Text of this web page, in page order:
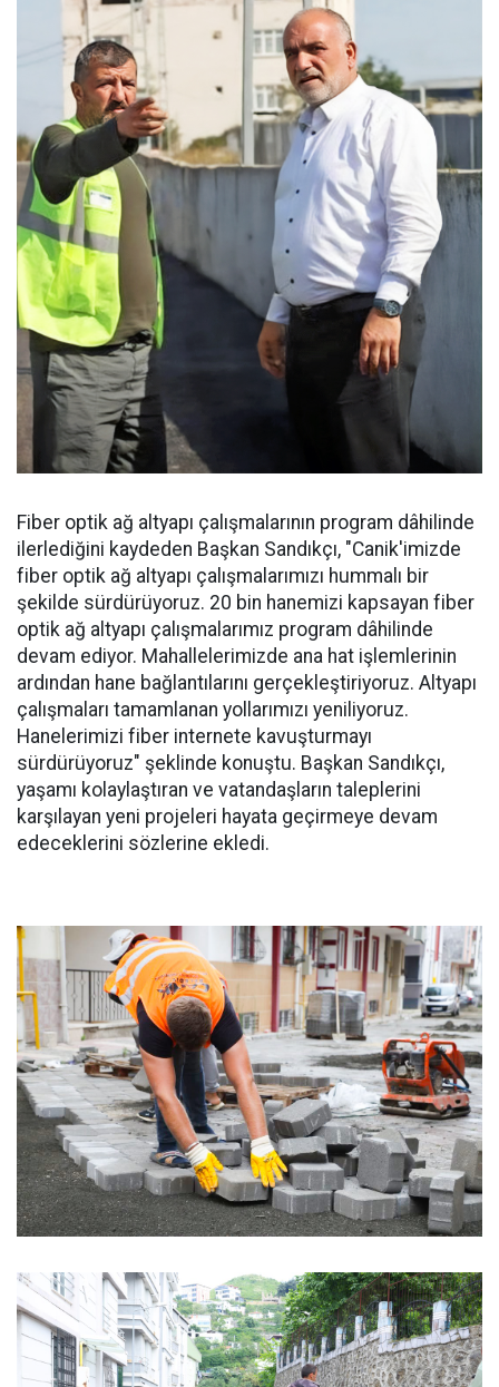
Fiber optik ağ altyapı çalışmalarının program dâhilinde
ilerlediğini kaydeden Başkan Sandıkçı, "Canik'imizde
fiber optik ağ altyapı çalışmalarımızı hummalı bir
şekilde sürdürüyoruz. 20 bin hanemizi kapsayan fiber
optik ağ altyapı çalışmalarımız program dâhilinde
devam ediyor. Mahallelerimizde ana hat işlemlerinin
ardından hane bağlantılarını gerçekleştiriyoruz. Altyapı
çalışmaları tamamlanan yollarımızı yeniliyoruz.
Hanelerimizi fiber internete kavuşturmayı
sürdürüyoruz" şeklinde konuştu. Başkan Sandıkçı,
yaşamı kolaylaştıran ve vatandaşların taleplerini
karşılayan yeni projeleri hayata geçirmeye devam
edeceklerini sözlerine ekledi.